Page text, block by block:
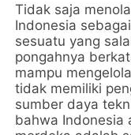
Tidak saja
Indonesia
sesuatu yang
pongahnya
mampu
tidak memiliki
sumber daya
bahwa Indonesia